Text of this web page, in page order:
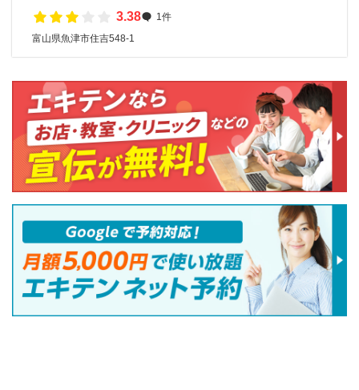
3.38
1件
富山県魚津市住吉548-1